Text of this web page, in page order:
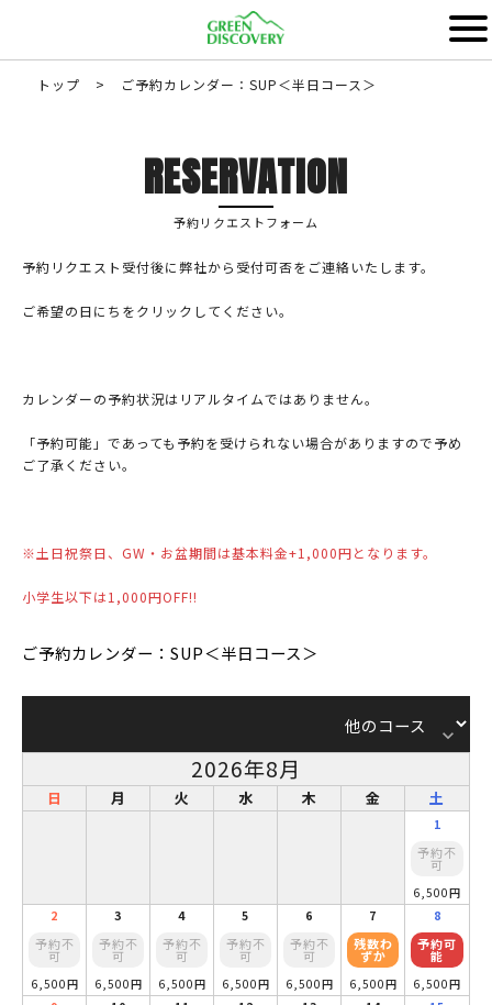
トップ > ご予約カレンダー：SUP＜半日コース＞
RESERVATION
予約リクエストフォーム
予約リクエスト受付後に弊社から受付可否をご連絡いたします。
ご希望の日にちをクリックしてください。
カレンダーの予約状況はリアルタイムではありません。
「予約可能」であっても予約を受けられない場合がありますので予め
ご了承ください。
※土日祝祭日、GW・お盆期間は基本料金+1,000円となります。
小学生以下は1,000円OFF!!
ご予約カレンダー：SUP＜半日コース＞
keyboard_arrow_down
2026年8月
日 月 火 水 木 金 土
1
予約不
可
6,500円
2
予約不
可
6,500円
3
予約不
可
6,500円
4
予約不
可
6,500円
5
予約不
可
6,500円
6
予約不
可
6,500円
7
残数わ
ずか
6,500円
8
予約可
能
6,500円